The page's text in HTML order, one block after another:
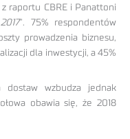
raportu CBRE i Panattoni
”. 75% respondentów
prowadzenia biznesu,
dla inwestycji, a 45%
dostaw wzbudza jednak
obawia się, że 2018